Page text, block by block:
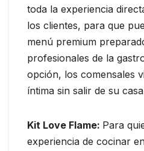
toda la experiencia
los clientes, para que
menú premium
profesionales de la
opción, los comensales
íntima sin salir de su
Kit Love Flame: Para
experiencia de cocinar